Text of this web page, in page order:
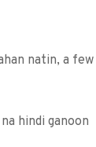
natin, a few
hindi ganoon